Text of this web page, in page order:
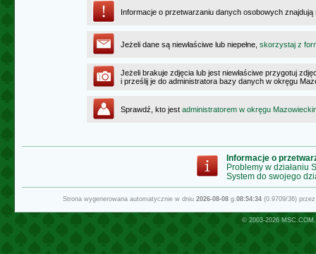
Informacje o przetwarzaniu danych osobowych
Jeżeli dane są niewłaściwe lub niepełne, skorzystaj z
Jeżeli brakuje zdjęcia lub jest niewłaściwe przygotuj
i prześlij je do administratora bazy danych w okręgu
Sprawdź, kto jest administratorem w okręgu
Informacje o
Problemy w działaniu
System do swojego
Strona wygenerowana automatycznie w dniu 2026-08-08g.08:54:34(0.9709/36)
© 2003-2026